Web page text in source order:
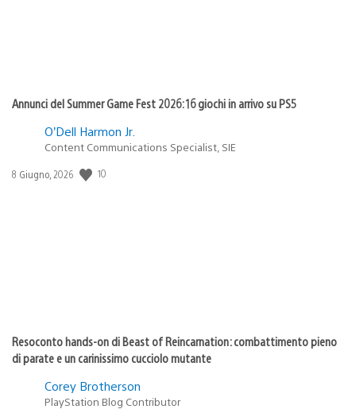
Annunci del Summer Game Fest 2026: 16 giochi in arrivo su PS5
O’Dell Harmon Jr.
Content Communications Specialist, SIE
Data
8 Giugno, 2026 10
Resoconto hands-on di Beast of Reincarnation: combattimento pieno
di parate e un carinissimo cucciolo mutante
Corey Brotherson
PlayStation Blog Contributor